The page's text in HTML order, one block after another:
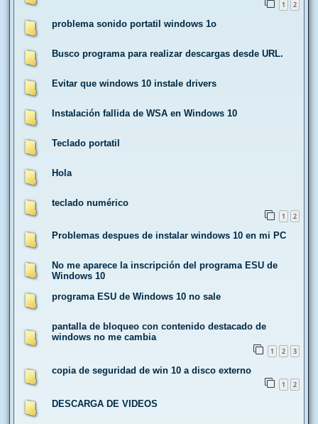
1 2
problema sonido portatil windows 1o
Busco programa para realizar descargas desde URL.
Evitar que windows 10 instale drivers
Instalación fallida de WSA en Windows 10
Teclado portatil
Hola
teclado numérico
1 2
Problemas despues de instalar windows 10 en mi PC
No me aparece la inscripción del programa ESU de
Windows 10
programa ESU de Windows 10 no sale
pantalla de bloqueo con contenido destacado de
windows no me cambia
1 2 3
copia de seguridad de win 10 a disco externo
1 2
DESCARGA DE VIDEOS